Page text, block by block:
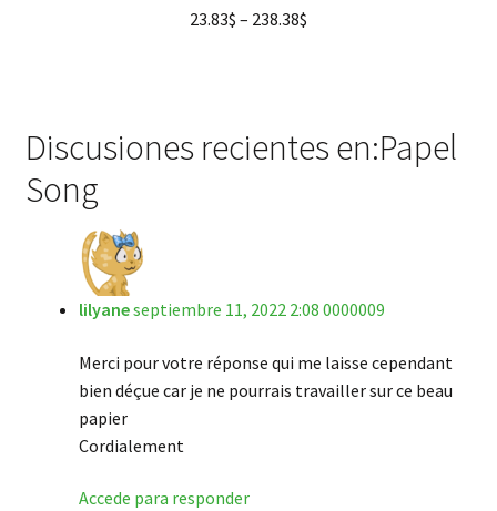
23.83$ – 238.38$
Discusiones recientes en:Papel
Song
lilyaneseptiembre 11, 2022 2:08 0000009
Merci pour votre réponse qui me laisse cependant
bien déçue car je ne pourrais travailler sur ce beau
papier
Cordialement
Accede para responder